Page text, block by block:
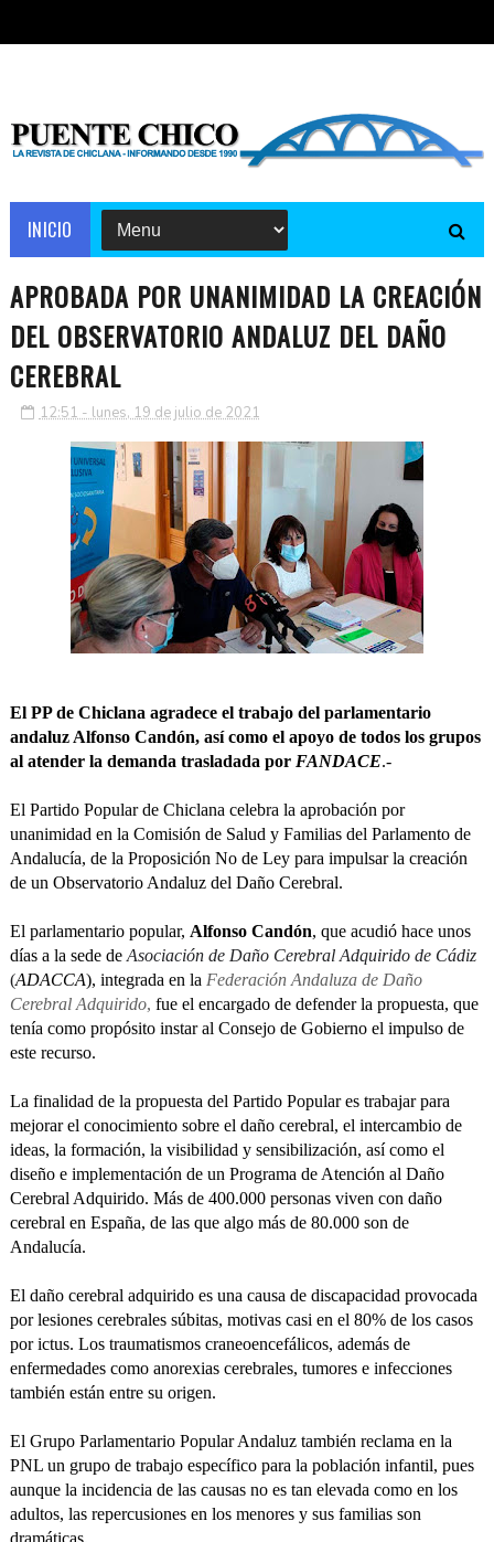
INICIO
APROBADA POR UNANIMIDAD LA CREACIÓN
DEL OBSERVATORIO ANDALUZ DEL DAÑO
CEREBRAL
12:51 - lunes, 19 de julio de 2021
El PP de Chiclana agradece el trabajo del parlamentario
andaluz Alfonso Candón, así como el apoyo de todos los grupos
al atender la demanda trasladada por FANDACE.-
El Partido Popular de Chiclana celebra la aprobación por
unanimidad en la Comisión de Salud y Familias del Parlamento de
Andalucía, de la Proposición No de Ley para impulsar la creación
de un Observatorio Andaluz del Daño Cerebral.
El parlamentario popular, Alfonso Candón, que acudió hace unos
días a la sede de Asociación de Daño Cerebral Adquirido de Cádiz
(ADACCA), integrada en la Federación Andaluza de Daño
Cerebral Adquirido, fue el encargado de defender la propuesta, que
tenía como propósito instar al Consejo de Gobierno el impulso de
este recurso.
La finalidad de la propuesta del Partido Popular es trabajar para
mejorar el conocimiento sobre el daño cerebral, el intercambio de
ideas, la formación, la visibilidad y sensibilización, así como el
diseño e implementación de un Programa de Atención al Daño
Cerebral Adquirido. Más de 400.000 personas viven con daño
cerebral en España, de las que algo más de 80.000 son de
Andalucía.
El daño cerebral adquirido es una causa de discapacidad provocada
por lesiones cerebrales súbitas, motivas casi en el 80% de los casos
por ictus. Los traumatismos craneoencefálicos, además de
enfermedades como anorexias cerebrales, tumores e infecciones
también están entre su origen.
El Grupo Parlamentario Popular Andaluz también reclama en la
PNL un grupo de trabajo específico para la población infantil, pues
aunque la incidencia de las causas no es tan elevada como en los
adultos, las repercusiones en los menores y sus familias son